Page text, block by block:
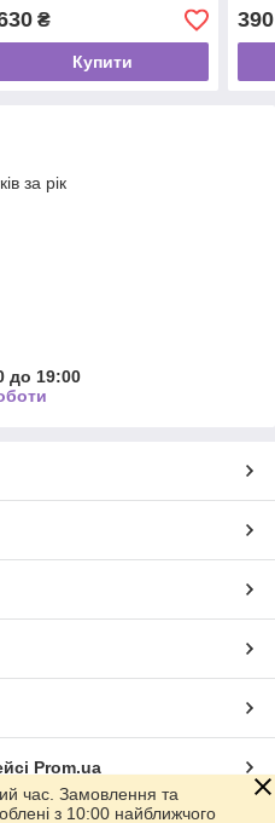
₴
Купити
390
за рік
до 19:00
Prom.ua
час. Замовлення та
з 10:00 найближчого